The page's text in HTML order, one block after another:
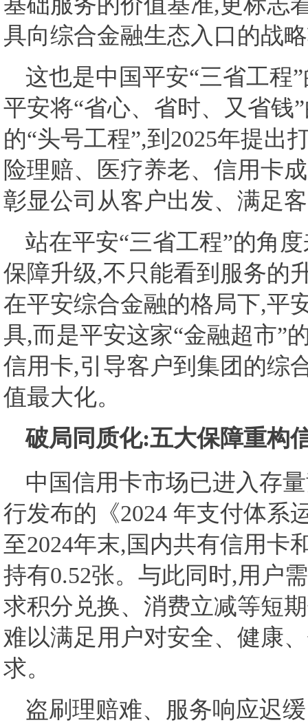
具向综合金融生态入口的战
这也是中国平安“三省工程
平安将“省心、省时、又省钱
的“头号工程”,到2025年提出
险理赔、医疗养老、信用卡
彰显公司从客户出发、满足
站在平安“三省工程”的角
保障升级,不只能看到服务的
在平安综合金融的格局下,平
具,而是平安这家“金融超市”
信用卡,引导客户到集团的综
值最大化。
破局同质化:五大保障重构
中国信用卡市场已进入存
行发布的《2024 年支付体系
至2024年末,国内共有信用卡
持有0.52张。与此同时,用户
求积分兑换、消费立减等短
难以满足用户对安全、健康
求。
盗刷理赔难、服务响应迟